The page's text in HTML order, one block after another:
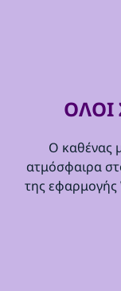
ΟΛΟΙ
Ο καθένας
ατμόσφαιρα
της εφαρμογής